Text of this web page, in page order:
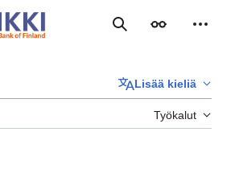
Haku Ulkoasu
Lisää kieliä
Työkalut